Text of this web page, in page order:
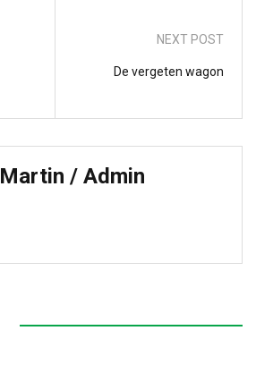
NEXT POST
De vergeten wagon
Martin / Admin